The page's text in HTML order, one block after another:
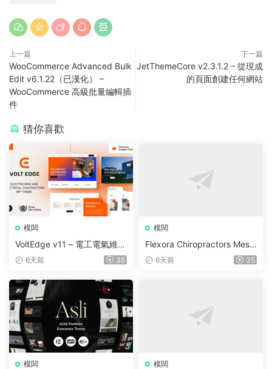
上一篇
WooCommerce Advanced Bulk
Edit v6.1.22（已漢化） –
WooCommerce 高級批量編輯插
件
下一篇
JetThemeCore v2.3.1.2 – 從現成
的頁面創建任何網站
猜你喜歡
模闆
VoltEdge v11 – 電工電氣維修
WordPress 主題
6天前 35
模闆
Flexora Chiropractors Mess
age and Physical Therapist
6天前 35
模闆 模闆